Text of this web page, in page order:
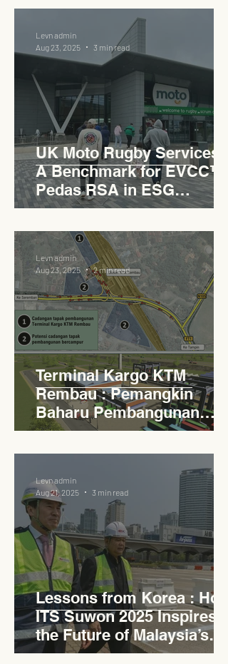
UK Moto Rugby Services :
A Benchmark for EVCC™
Pedas RSA in ESG
Roadside Development
Levn admin
Aug 23, 2025
3 min read
Terminal Kargo KTM
Rembau : Pemangkin
Baharu Pembangunan
Lestari Daerah
Levn admin
Aug 23, 2025
2 min read
Lessons from Korea : How
ITS Suwon 2025 Inspires
the Future of Malaysia’s
Expressways
Levn admin
Aug 21, 2025
3 min read